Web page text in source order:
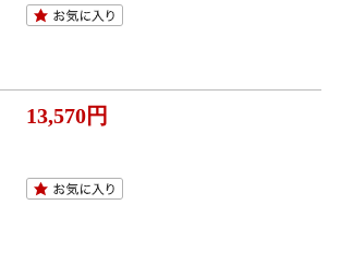
13,570円